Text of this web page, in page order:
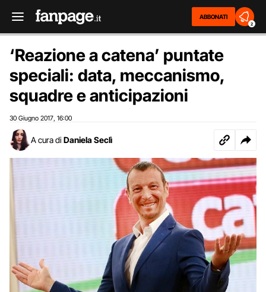
ABBONATI
2
‘Reazione a catena’ puntate
speciali: data, meccanismo,
squadre e anticipazioni
30 Giugno 2017 16:00
A cura di Daniela Seclì